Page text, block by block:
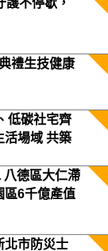
不停歇，
禮生技健康
低碳社宅齊
活場域 共築
八德區大仁滯
區6千億產值
北市防災士